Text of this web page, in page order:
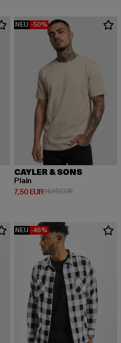
19,99 EUR
NEU -50%
CAYLER & SONS
Plain
7,50 EUR
Derzeitiger Preis: 7,50 EUR
14,99 EURAktionspreis:
NEU -46%